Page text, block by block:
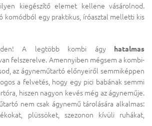
kiegészítő elemet kellene vásárolnod.
komódból egy praktikus, íróasztal melletti kis
A legtöbb kombi ágy hatalmas
felszerelve. Amennyiben mégsem a kombi-
az ágyneműtartó előnyeiről semmiképpen
a felvetés, hogy egy pici babának semmi
hiszen nagyon kevés még az ágyneműje.
nem csak ágynemű tárolására alkalmas:
plüssöket, szezonon kívüli ruhákat,